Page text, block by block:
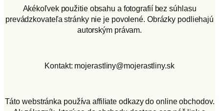
Akékoľvek použitie obsahu a fotografií bez súhlasu
prevádzkovateľa stránky nie je povolené. Obrázky podliehajú
autorským právam.
Kontakt: mojerastliny@mojerastliny.sk
Táto webstránka používa affiliate odkazy do online obchodov.